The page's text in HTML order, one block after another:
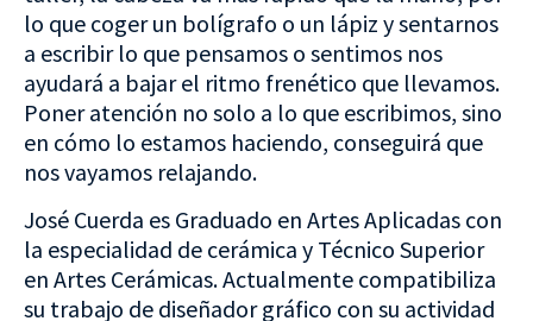
lo que coger un bolígrafo o un lápiz y sentarnos
a escribir lo que pensamos o sentimos nos
ayudará a bajar el ritmo frenético que llevamos.
Poner atención no solo a lo que escribimos, sino
en cómo lo estamos haciendo, conseguirá que
nos vayamos relajando.
José Cuerda es Graduado en Artes Aplicadas con
la especialidad de cerámica y Técnico Superior
en Artes Cerámicas. Actualmente compatibiliza
su trabajo de diseñador gráfico con su actividad